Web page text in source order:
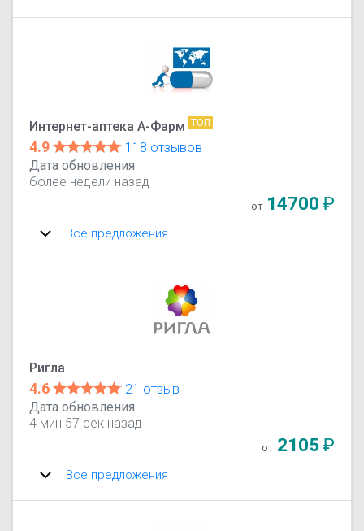
Интернет-аптека А-Фарм ТОП
4.9
118 отзывов
Дата обновления
более недели назад
от 14700₽
Все предложения
Ригла
4.6
21 отзыв
Дата обновления
4 мин 57 сек назад
от 2105₽
Все предложения